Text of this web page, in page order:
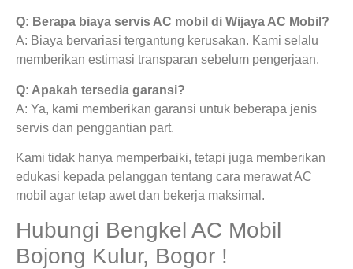
Q: Berapa biaya servis AC mobil di Wijaya AC Mobil?
A: Biaya bervariasi tergantung kerusakan. Kami selalu
memberikan estimasi transparan sebelum pengerjaan.
Q: Apakah tersedia garansi?
A: Ya, kami memberikan garansi untuk beberapa jenis
servis dan penggantian part.
Kami tidak hanya memperbaiki, tetapi juga memberikan
edukasi kepada pelanggan tentang cara merawat AC
mobil agar tetap awet dan bekerja maksimal.
Hubungi Bengkel AC Mobil
Bojong Kulur, Bogor !